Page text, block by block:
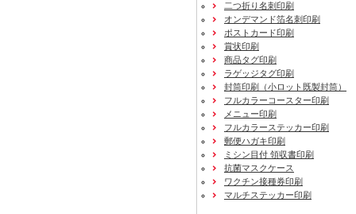
二つ折り名刺印刷
オンデマンド箔名刺印刷
ポストカード印刷
賞状印刷
商品タグ印刷
ラゲッジタグ印刷
封筒印刷
（小ロット既製封筒）
フルカラーコースター印刷
メニュー印刷
フルカラーステッカー印刷
郵便ハガキ印刷
ミシン目付 領収書印刷
抗菌マスクケース
ワクチン接種券印刷
マルチステッカー印刷